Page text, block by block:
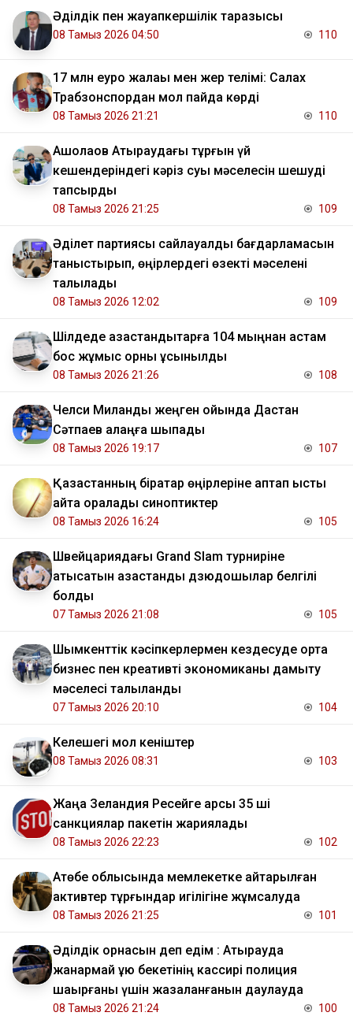
Әділдік пен жауапкершілік таразысы
08 Тамыз 2026 04:50 110
17 млн еуро жалақы мен жер телімі: Салах
Трабзонспордан мол пайда көрді
08 Тамыз 2026 21:21 110
​Ақшолақов Атыраудағы тұрғын үй
кешендеріндегі кәріз суы мәселесін шешуді
тапсырды
08 Тамыз 2026 21:25 109
Әділет партиясы сайлауалды бағдарламасын
таныстырып, өңірлердегі өзекті мәселені
талқылады
08 Тамыз 2026 12:02 109
​Шілдеде қазақстандықтарға 104 мыңнан астам
бос жұмыс орны ұсынылды
08 Тамыз 2026 21:26 108
Челси Миланды жеңген ойында Дастан
Сәтпаев алаңға шықпады
08 Тамыз 2026 19:17 107
Қазақстанның бірқатар өңірлеріне аптап ыстық
қайта оралады синоптиктер
08 Тамыз 2026 16:24 105
Швейцариядағы Grand Slam турниріне
қатысатын қазақстандық дзюдошылар белгілі
болды
07 Тамыз 2026 21:08 105
Шымкенттік кәсіпкерлермен кездесуде орта
бизнес пен креативті экономиканы дамыту
мәселесі талқыланды
07 Тамыз 2026 20:10 104
Келешегі мол кеніштер
08 Тамыз 2026 08:31 103
Жаңа Зеландия Ресейге қарсы 35 ші
санкциялар пакетін жариялады
08 Тамыз 2026 22:23 102
​Ақтөбе облысында мемлекетке қайтарылған
активтер тұрғындар игілігіне жұмсалуда
08 Тамыз 2026 21:25 101
Әділдік орнасын деп едім : Атырауда
жанармай құю бекетінің кассирі полиция
шақырғаны үшін жазаланғанын даулауда
08 Тамыз 2026 21:24 100